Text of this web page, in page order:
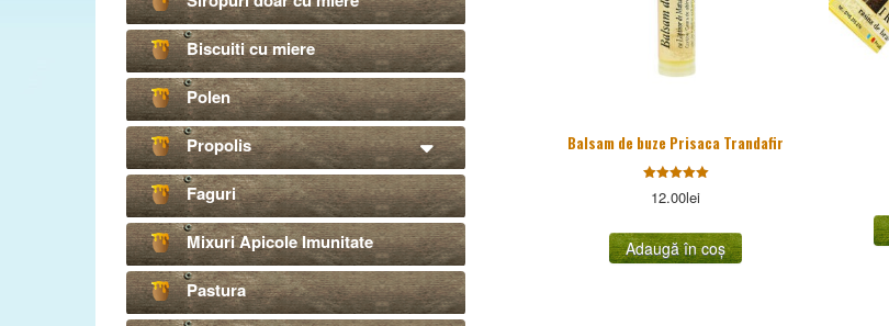
Balsam de buze Prisaca Trandafir
Evaluat la
5.00
12.00lei
Adaugă în coș
Biscuiti cu miere
Polen
Propolis
Faguri
Mixuri Apicole Imunitate
Pastura